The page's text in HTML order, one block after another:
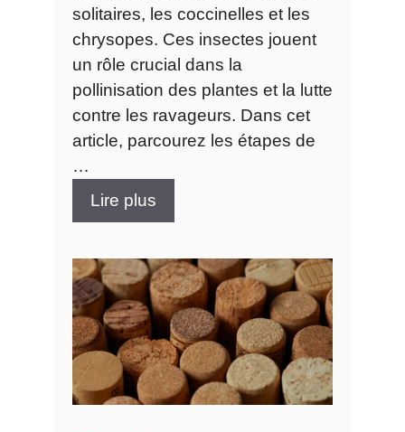
solitaires, les coccinelles et les
chrysopes. Ces insectes jouent
un rôle crucial dans la
pollinisation des plantes et la lutte
contre les ravageurs. Dans cet
article, parcourez les étapes de
…
Lire plus